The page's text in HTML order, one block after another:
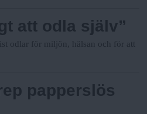
att odla själv”
odlar för miljön, hälsan och för att
papperslös